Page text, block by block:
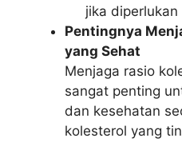
jika diperlukan
Pentingnya
yang Sehat
Menjaga rasio
sangat penting
dan kesehatan
kolesterol yang